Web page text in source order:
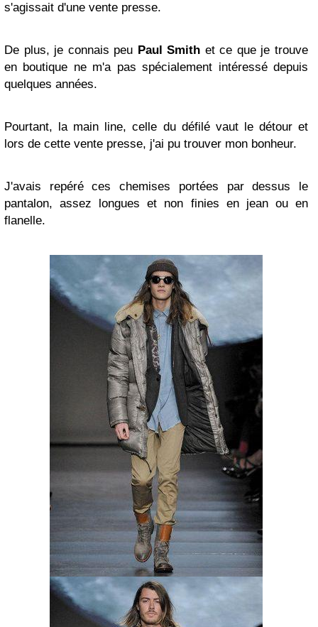
s'agissait d'une vente presse.
De plus, je connais peu Paul Smith et ce que je trouve
en boutique ne m'a pas spécialement intéressé depuis
quelques années.
Pourtant, la main line, celle du défilé vaut le détour et
lors de cette vente presse, j'ai pu trouver mon bonheur.
J'avais repéré ces chemises portées par dessus le
pantalon, assez longues et non finies en jean ou en
flanelle.